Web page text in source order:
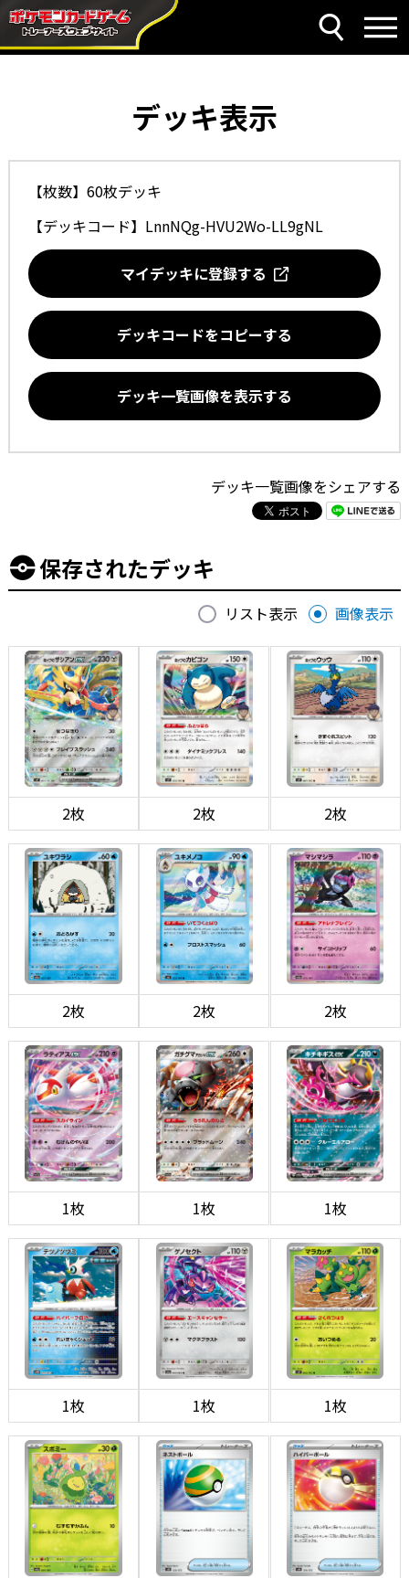
デッキ表示
【枚数】60枚デッキ
【デッキコード】 LnnNQg-HVU2Wo-LL9gNL
マイデッキに登録する
デッキコードをコピーする
デッキ一覧画像を表示する
デッキ一覧画像をシェアする
保存されたデッキ
リスト表示 画像表示
2枚 2枚 2枚
2枚 2枚 2枚
1枚 1枚 1枚
1枚 1枚 1枚